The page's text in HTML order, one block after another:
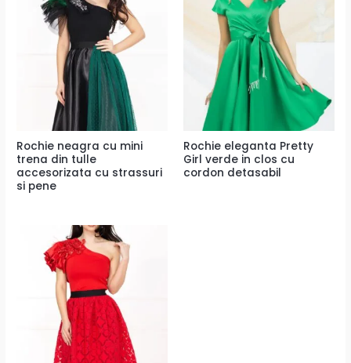
Rochie neagra cu mini
trena din tulle
accesorizata cu strassuri
si pene
Rochie eleganta Pretty
Girl verde in clos cu
cordon detasabil